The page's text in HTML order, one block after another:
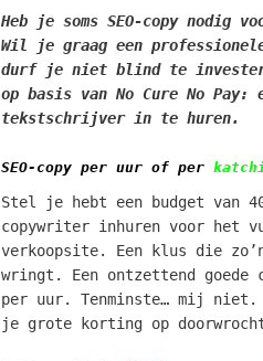
Heb je soms SEO-copy nodig
Wil je graag een
durf je niet blind te
op basis van No Cure No Pay:
tekstschrijver in te huren.
SEO-copy per uur of per
Stel je hebt een budget van
copywriter inhuren voor het
verkoopsite. Een klus die
wringt. Een ontzettend
per uur. Tenminste… mij
je grote korting op